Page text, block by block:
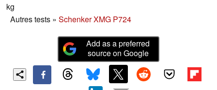
kg
Autres tests » Schenker XMG P724
Add as a preferred
source on Google